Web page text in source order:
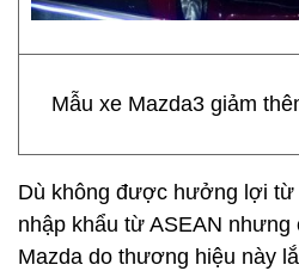
Mẫu xe Mazda3 giảm
Dù không được hưởng lợi từ
nhập khẩu từ ASEAN nhưng
Mazda do thương hiệu này